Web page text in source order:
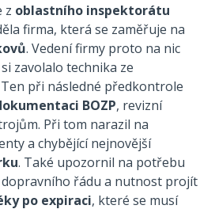
z oblastního inspektorátu
firma, která se zaměřuje na
. Vedení firmy proto na nic
zavolalo technika ze
při následné předkontrole
BOZP, revizní
Při tom narazil na
a chybějící nejnovější
. Také upozornil na potřebu
řádu a nutnost projít
po expiraci, které se musí